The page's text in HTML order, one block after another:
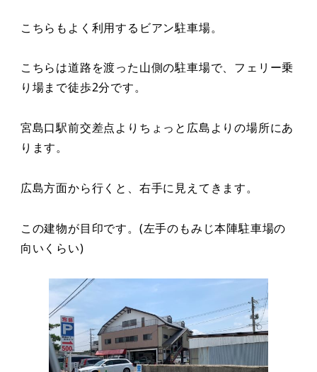
こちらもよく利用するビアン駐車場。
こちらは道路を渡った山側の駐車場で、フェリー乗
り場まで徒歩2分です。
宮島口駅前交差点よりちょっと広島よりの場所にあ
ります。
広島方面から行くと、右手に見えてきます。
この建物が目印です。 (左手のもみじ本陣駐車場の
向いくらい)